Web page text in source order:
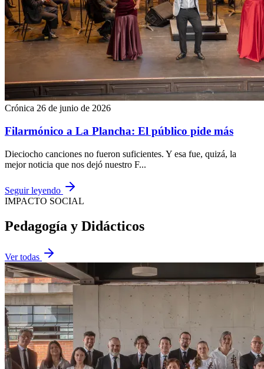
Crónica 26 de junio de 2026
Filarmónico a La Plancha: El público pide más
Dieciocho canciones no fueron suficientes. Y esa fue, quizá, la
mejor noticia que nos dejó nuestro F...
Seguir leyendo
IMPACTO SOCIAL
Pedagogía y Didácticos
Ver todas